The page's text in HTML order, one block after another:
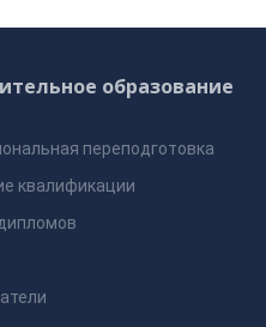
образование
переподготовка
квалификации